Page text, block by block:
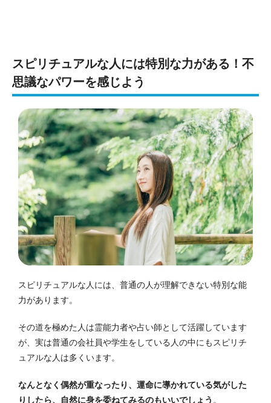
スピリチュアルな人には特別な力がある！不
思議なパワーを感じよう
スピリチュアルな人には、普通の人が理解できない特別な能
力があります。
その道を極めた人は霊能力者や占い師として活躍しています
が、実は普通の会社員や学生をしている人の中にもスピリチ
ュアルな人は多くいます。
なんとなく偶然が重なったり、運命に導かれている気がした
りしたら、自然に身を委ねてみるのもいいでしょう 。